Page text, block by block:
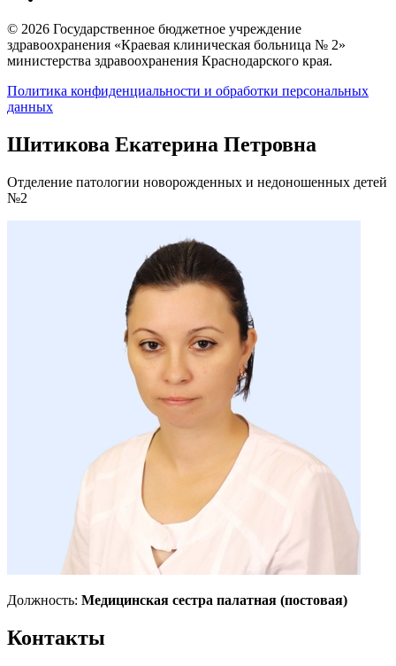
© 2026 Государственное бюджетное учреждение
здравоохранения «Краевая клиническая больница № 2»
министерства здравоохранения Краснодарского края.
Политика конфиденциальности и обработки персональных
данных
Шитикова Екатерина Петровна
Отделение патологии новорожденных и недоношенных детей
№2
Должность: Медицинская сестра палатная (постовая)
Контакты